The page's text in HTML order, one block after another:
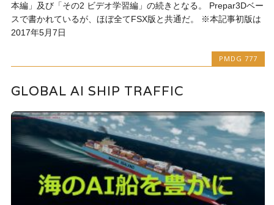
本編」及び「その2 ビデオ学習編」の続きとなる。 Prepar3Dベー
スで書かれているが、ほぼ全てFSX版と共通だ。 ※本記事初版は
2017年5月7日
PMDG 777
GLOBAL AI SHIP TRAFFIC